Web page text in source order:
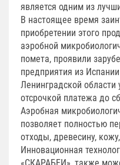
является одним из
В настоящее время
приобретении этого
аэробной
помета, проявили
предприятия из
Ленинградской области
отсрочкой платежа до
Аэробная
позволяет полностью
отходы, древесину,
Инновационная